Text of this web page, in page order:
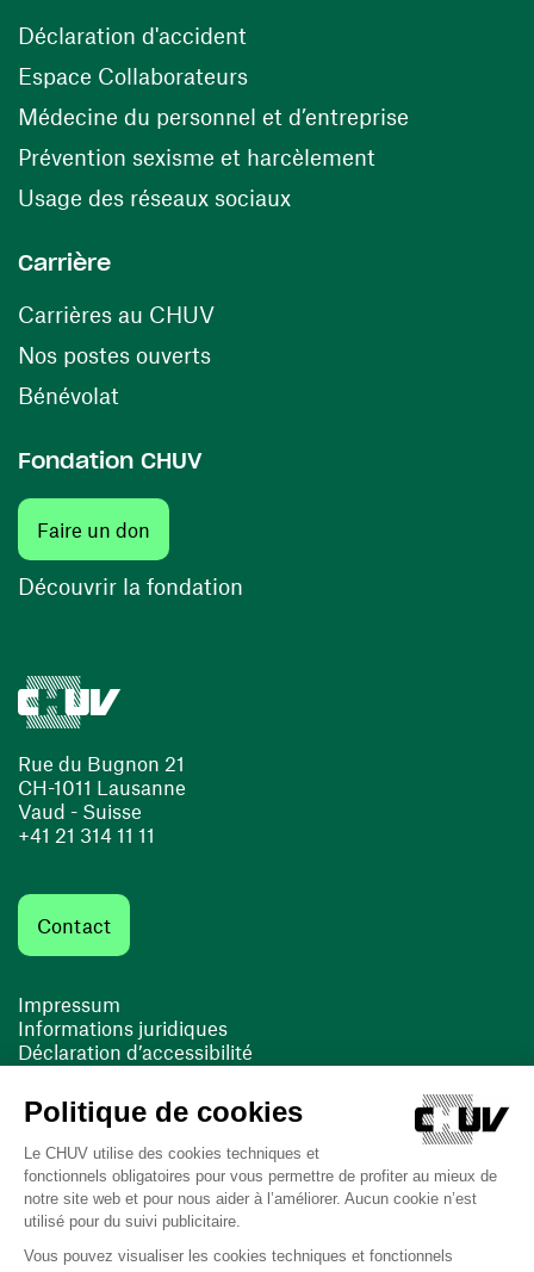
Rue du Bugnon 21
CH-1011 Lausanne
Vaud - Suisse
+41 21 314 11 11
Contact
Impressum
Informations juridiques
Déclaration d’accessibilité
Cookies
(ouvre une nouvelle fenêtre)
Déclaration d'accident
Espace Collaborateurs(ouvre une nouvelle fenêtre)
Médecine du personnel et d’entreprise
Prévention sexisme et harcèlement
Usage des réseaux sociaux(ouvre une nouvelle
Carrière
Carrières au CHUV(ouvre une nouvelle fenêtre)
Nos postes ouverts(ouvre une nouvelle fenêtre)
Bénévolat
Fondation CHUV
Faire un don
Découvrir la fondation